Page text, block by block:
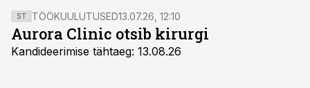
ST TÖÖKUULUTUSED13.07.26, 12:10
Aurora Clinic otsib kirurgi
Kandideerimise tähtaeg: 13.08.26